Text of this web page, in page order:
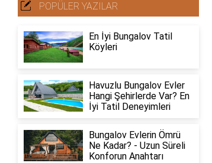
POPÜLER YAZILAR
En İyi Bungalov Tatil
Köyleri
Havuzlu Bungalov Evler
Hangi Şehirlerde Var? En
İyi Tatil Deneyimleri
Bungalov Evlerin Ömrü
Ne Kadar? - Uzun Süreli
Konforun Anahtarı